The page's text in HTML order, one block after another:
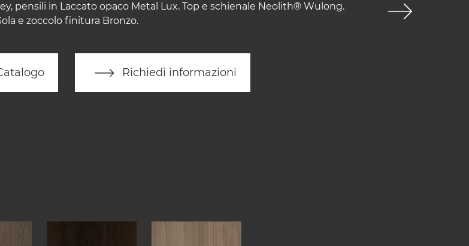
pensili in Laccato opaco Metal Lux. Top e schienale Neolith® Wulong.
e zoccolo finitura Bronzo.
Richiedi informazioni